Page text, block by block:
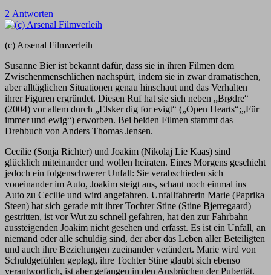
2 Antworten
(c) Arsenal Filmverleih
Susanne Bier ist bekannt dafür, dass sie in ihren Filmen dem
Zwischenmenschlichen nachspürt, indem sie in zwar dramatischen,
aber alltäglichen Situationen genau hinschaut und das Verhalten
ihrer Figuren ergründet. Diesen Ruf hat sie sich neben „Brødre“
(2004) vor allem durch „Elsker dig for evigt“ („Open Hearts“;„Für
immer und ewig“) erworben. Bei beiden Filmen stammt das
Drehbuch von Anders Thomas Jensen.
Cecilie (Sonja Richter) und Joakim (Nikolaj Lie Kaas) sind
glücklich miteinander und wollen heiraten. Eines Morgens geschieht
jedoch ein folgenschwerer Unfall: Sie verabschieden sich
voneinander im Auto, Joakim steigt aus, schaut noch einmal ins
Auto zu Cecilie und wird angefahren. Unfallfahrerin Marie (Paprika
Steen) hat sich gerade mit ihrer Tochter Stine (Stine Bjerregaard)
gestritten, ist vor Wut zu schnell gefahren, hat den zur Fahrbahn
aussteigenden Joakim nicht gesehen und erfasst. Es ist ein Unfall, an
niemand oder alle schuldig sind, der aber das Leben aller Beteiligten
und auch ihre Beziehungen zueinander verändert. Marie wird von
Schuldgefühlen geplagt, ihre Tochter Stine glaubt sich ebenso
verantwortlich, ist aber gefangen in den Ausbrüchen der Pubertät.